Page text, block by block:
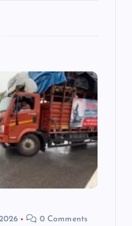
0 Comments